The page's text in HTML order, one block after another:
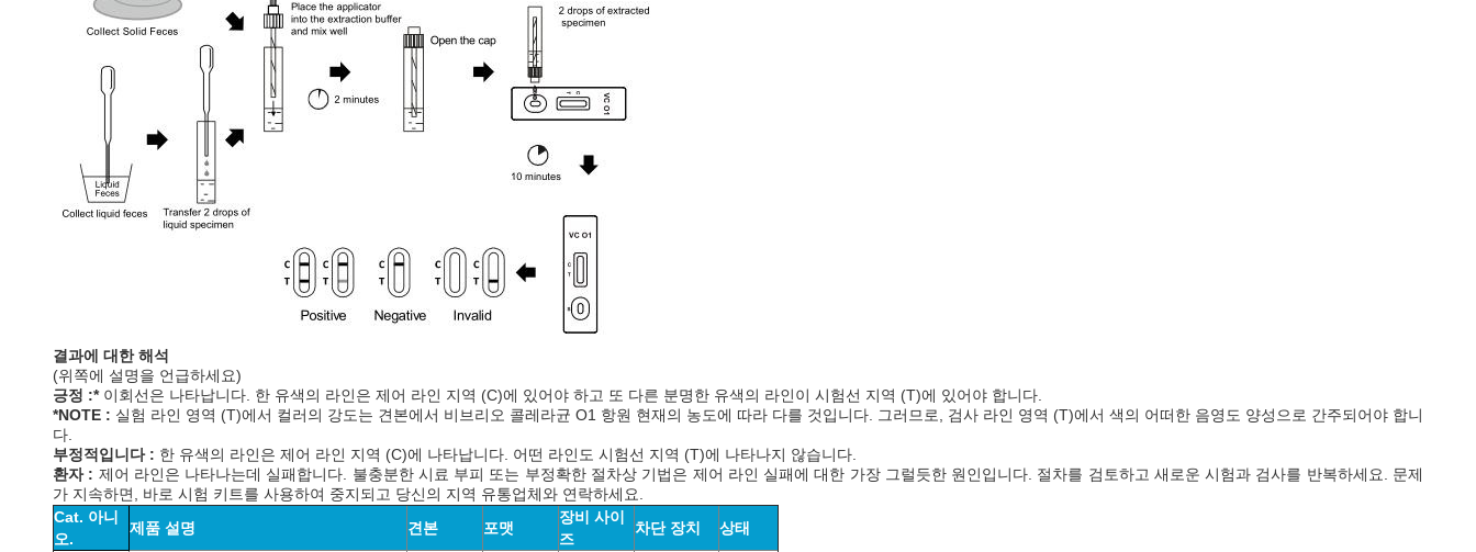
결과에 대한 해석
(위쪽에 설명을 언급하세요)
긍정 :*이회선은 나타납니다. 한 유색의 라인은 제어 라인 지역 (C)에 있어야 하고 또 다른 분명한 유색의 라인이 시험선 지역 (T)에 있어야 합니다.
*NOTE : 실험 라인 영역 (T)에서 컬러의 강도는 견본에서 비브리오 콜레라균 O1 항원 현재의 농도에 따라 다를 것입니다. 그러므로, 검사 라인 영역 (T)에서 색의 어떠한 음영도 양성으로 간주되어야 합니
다.
부정적입니다 : 한 유색의 라인은 제어 라인 지역 (C)에 나타납니다. 어떤 라인도 시험선 지역 (T)에 나타나지 않습니다.
환자 : 제어 라인은 나타나는데 실패합니다. 불충분한 시료 부피 또는 부정확한 절차상 기법은 제어 라인 실패에 대한 가장 그럴듯한 원인입니다. 절차를 검토하고 새로운 시험과 검사를 반복하세요. 문제
가 지속하면, 바로 시험 키트를 사용하여 중지되고 당신의 지역 유통업체와 연락하세요.
Cat. 아니
오.
제품 설명 견본 포맷
장비 사이
즈
차단 장치 상태